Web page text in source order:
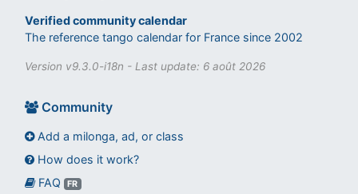
Verified community calendar
The reference tango calendar for France since 2002
Version v9.3.0-i18n - Last update: 6 août 2026
Community
Add a milonga, ad, or class
How does it work?
FAQ
FR
Assistant tango-argentin.fr